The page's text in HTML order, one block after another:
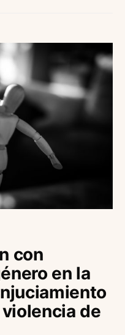
con
en la
de